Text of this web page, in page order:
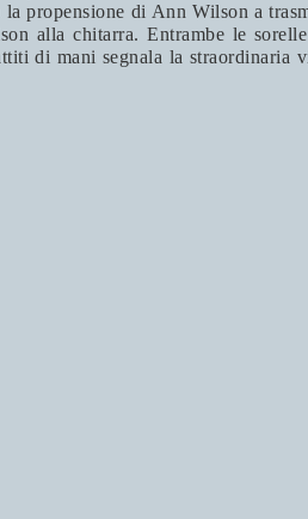
propensione di Ann Wilson a
alla chitarra. Entrambe le
di mani segnala la straordinaria